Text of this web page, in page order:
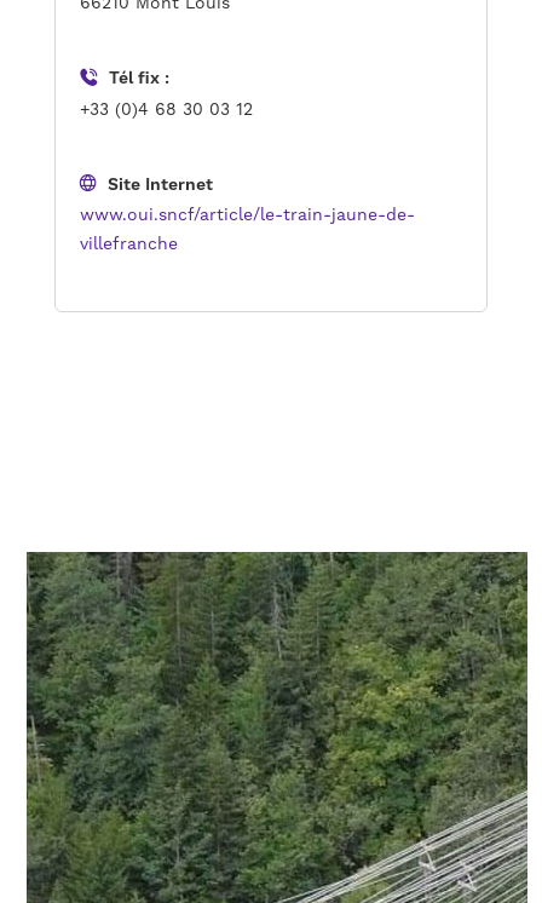
Tél fix :
+33 (0)4 68 30 03 12
Site Internet
www.oui.sncf/article/le-train-jaune-de-
villefranche